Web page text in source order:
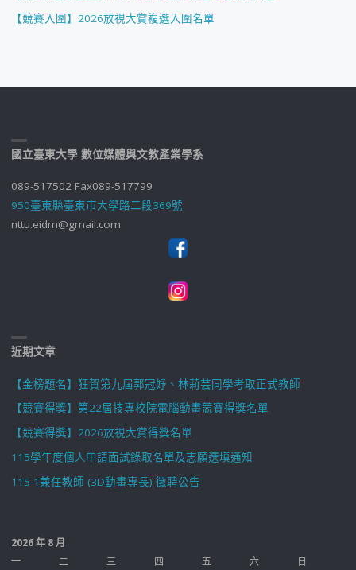
【競賽入圍】2026放視大賞複選入圍名單
國立臺東大學 數位媒體與文教產業學系
089-517502 Fax089-517799
950臺東縣臺東市大學路二段369號
nttu.eidm@gmail.com
近期文章
【金榜題名】狂賀第九屆郭冠妤、林莉芸同學考取正式教師
【競賽得獎】第22屆技專校院電腦動畫競賽得獎名單
【競賽得獎】2026放視大賞得獎名單
115學年度個人申請面試錄取名單及志願選填通知
115-1兼任教師 (3D動畫專長) 徵聘公告
2026 年 8 月
一
二 三 四 五 六
日